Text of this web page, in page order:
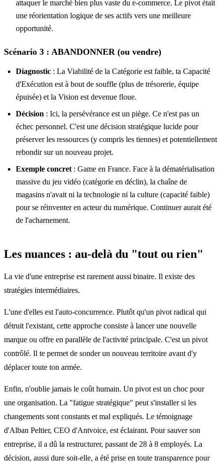
attaquer le marché bien plus vaste du e-commerce. Le pivot était
une réorientation logique de ses actifs vers une meilleure
opportunité.
Scénario 3 : ABANDONNER (ou vendre)
Diagnostic : La Viabilité de la Catégorie est faible, ta Capacité
d'Exécution est à bout de souffle (plus de trésorerie, équipe
épuisée) et la Vision est devenue floue.
Décision : Ici, la persévérance est un piège. Ce n'est pas un
échec personnel. C'est une décision stratégique lucide pour
préserver les ressources (y compris les tiennes) et potentiellement
rebondir sur un nouveau projet.
Exemple concret : Game en France. Face à la dématérialisation
massive du jeu vidéo (catégorie en déclin), la chaîne de
magasins n'avait ni la technologie ni la culture (capacité faible)
pour se réinventer en acteur du numérique. Continuer aurait été
de l'acharnement.
Les nuances : au-delà du "tout ou rien"
La vie d'une entreprise est rarement aussi binaire. Il existe des
stratégies intermédiaires.
L'une d'elles est l'auto-concurrence. Plutôt qu'un pivot radical qui
détruit l'existant, cette approche consiste à lancer une nouvelle
marque ou offre en parallèle de l'activité principale. C'est un pivot
contrôlé. Il te permet de sonder un nouveau territoire avant d'y
déplacer toute ton armée.
Enfin, n'oublie jamais le coût humain. Un pivot est un choc pour
une organisation. La "fatigue stratégique" peut s'installer si les
changements sont constants et mal expliqués. Le témoignage
d'Alban Peltier, CEO d'Antvoice, est éclairant. Pour sauver son
entreprise, il a dû la restructurer, passant de 28 à 8 employés. La
décision, aussi dure soit-elle, a été prise en toute transparence pour